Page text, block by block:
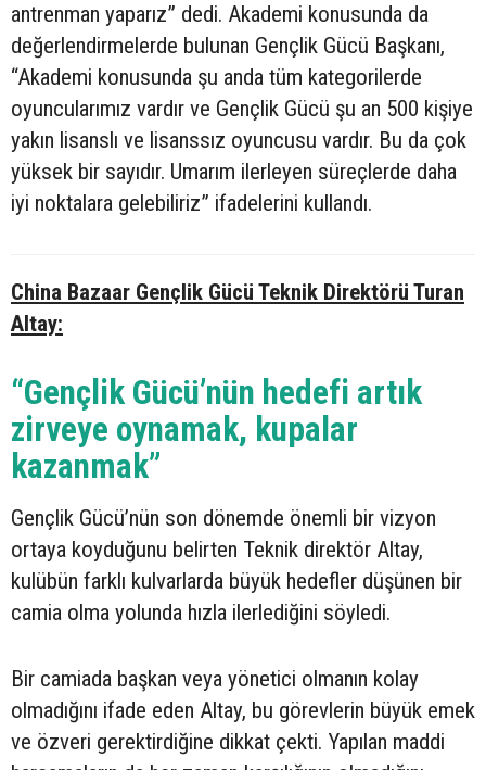
antrenman yaparız” dedi. Akademi konusunda da
değerlendirmelerde bulunan Gençlik Gücü Başkanı,
“Akademi konusunda şu anda tüm kategorilerde
oyuncularımız vardır ve Gençlik Gücü şu an 500 kişiye
yakın lisanslı ve lisanssız oyuncusu vardır. Bu da çok
yüksek bir sayıdır. Umarım ilerleyen süreçlerde daha
iyi noktalara gelebiliriz” ifadelerini kullandı.
China Bazaar Gençlik Gücü Teknik Direktörü Turan
Altay:
“Gençlik Gücü’nün hedefi artık
zirveye oynamak, kupalar
kazanmak”
Gençlik Gücü’nün son dönemde önemli bir vizyon
ortaya koyduğunu belirten Teknik direktör Altay,
kulübün farklı kulvarlarda büyük hedefler düşünen bir
camia olma yolunda hızla ilerlediğini söyledi.
Bir camiada başkan veya yönetici olmanın kolay
olmadığını ifade eden Altay, bu görevlerin büyük emek
ve özveri gerektirdiğine dikkat çekti. Yapılan maddi